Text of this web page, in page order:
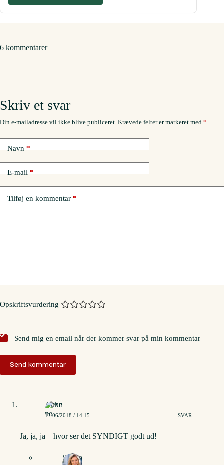
6 kommentarer
Skriv et svar
Din e-mailadresse vil ikke blive publiceret. Krævede felter er markeret med *
Navn*
E-mail*
Tilføj en kommentar *
Opskriftsvurdering
Send mig en email når der kommer svar på min kommentar
Send kommentar
Anne
13/06/2018 / 14:15 SVAR
Ja, ja, ja – hvor ser det SYNDIGT godt ud!
Stinna